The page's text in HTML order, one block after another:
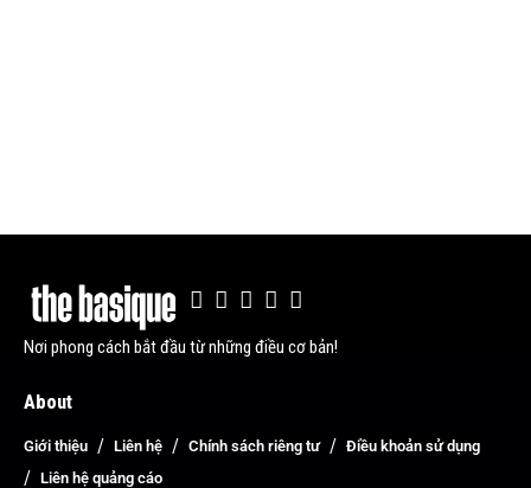
Nơi phong cách bắt đầu từ những điều cơ bản!
About
Giới thiệu Liên hệ Chính sách riêng tư
Điều khoản sử dụng
Liên hệ quảng cáo